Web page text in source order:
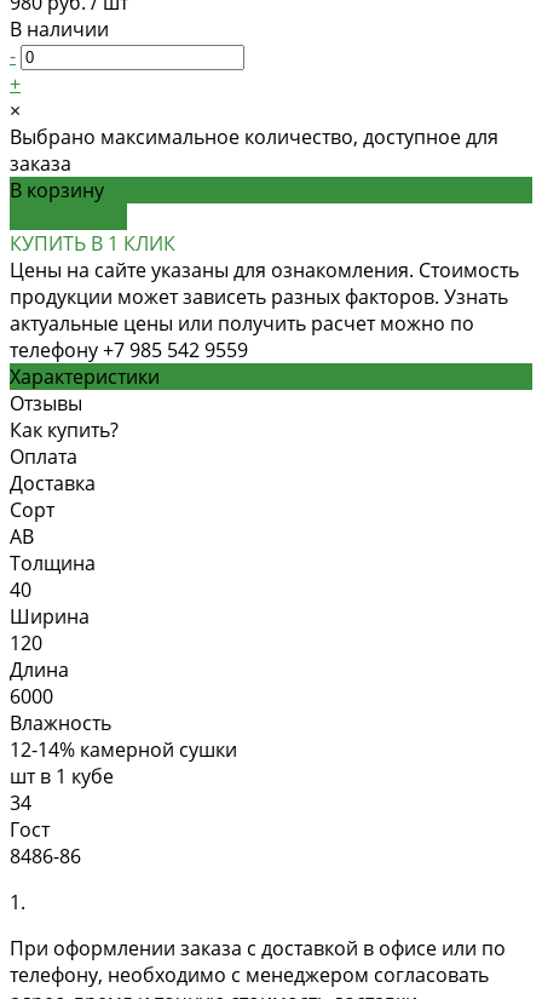
В наличии
-
+
×
Выбрано максимальное количество, доступное для
заказа
В корзину
КУПИТЬ В 1 КЛИК
Цены на сайте указаны для ознакомления. Стоимость
продукции может зависеть разных факторов. Узнать
актуальные цены или получить расчет можно по
телефону +7 985 542 9559
Характеристики
Отзывы
Как купить?
Оплата
Доставка
Сорт
АВ
Толщина
40
Ширина
120
Длина
6000
Влажность
12-14% камерной сушки
шт в 1 кубе
34
Гост
8486-86
1.
При оформлении заказа с доставкой в офисе или по
телефону, необходимо с менеджером согласовать